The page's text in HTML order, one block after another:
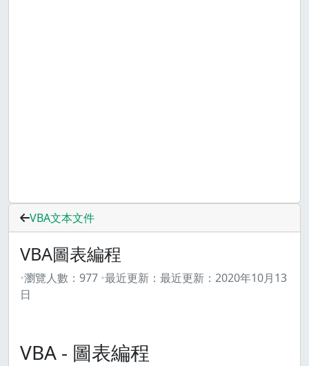
VBA文本文件
VBA圖表編程
瀏覽人數： 977 最近更新： 最近更新： 2020年10月13
日
VBA - 圖表編程